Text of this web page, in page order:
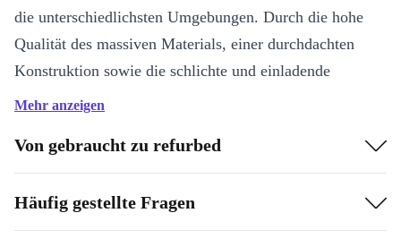
die unterschiedlichsten Umgebungen. Durch die hohe
Qualität des massiven Materials, einer durchdachten
Konstruktion sowie die schlichte und einladende
Formensprache sind sie dafür gemacht viele
discontinued_or_overproduction Das Produkt ist neu und
weist dementsprechend keinerlei Mängel oder
Gebrauchsspuren auf.
Mehr anzeigen
Von gebraucht zu refurbed
Häufig gestellte Fragen